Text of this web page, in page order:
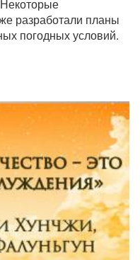
разработали планы
погодных условий.